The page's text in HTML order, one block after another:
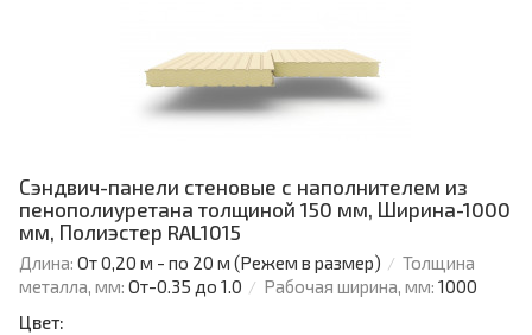
Сэндвич-панели стеновые с наполнителем из
пенополиуретана толщиной 150 мм, Ширина-1000
мм, Полиэстер RAL1015
Длина: От 0,20 м - по 20 м (Режем в размер)
Толщина
металла, мм: От-0.35 до 1.0 Рабочая ширина, мм: 1000
Цвет: